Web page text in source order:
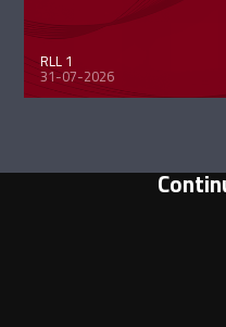
RLL 1
31-07-2026